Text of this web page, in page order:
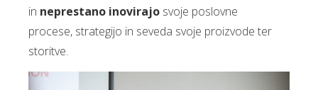
in neprestano inovirajo svoje poslovne
procese, strategijo in seveda svoje proizvode ter
storitve.